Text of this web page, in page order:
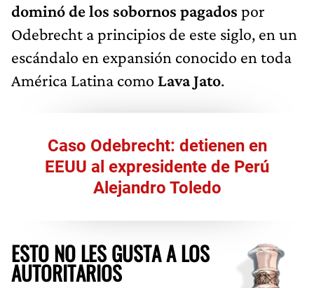
dominó de los sobornos pagados por
Odebrecht a principios de este siglo, en un
escándalo en expansión conocido en toda
América Latina como Lava Jato.
Caso Odebrecht: detienen en
EEUU al expresidente de Perú
Alejandro Toledo
ESTO NO LES GUSTA A LOS
AUTORITARIOS